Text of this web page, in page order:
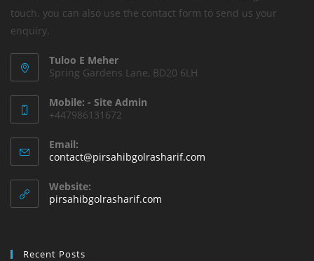
touch. you can also use the contact form to send us your
enquiry.
Tuloo E Meher
Spring Gardens Lane, BD20 6LH
Mobile: - Site Admin
+447986131672
Email:
contact@pirsahibgolrasharif.com
Website:
pirsahibgolrasharif.com
Recent Posts